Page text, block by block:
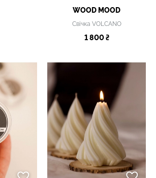
WOOD MOOD
Свічка VOLCANO
1 800 ₴